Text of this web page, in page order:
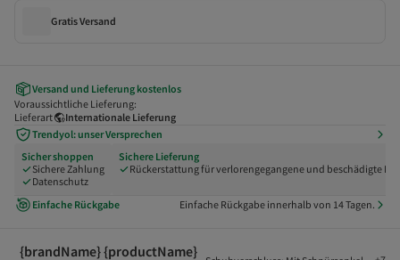
Gratis Versand
Versand und Lieferung kostenlos
Voraussichtliche Lieferung:
Lieferart
Internationale Lieferung
Trendyol: unser Versprechen
Sicher shoppen
Sichere Zahlung
Datenschutz
Sichere Lieferung
Rückerstattung für verlorengegangene und beschädigte
Einfache Rückgabe Einfache Rückgabe innerhalb von 14 Tagen.
{brandName} {productName}